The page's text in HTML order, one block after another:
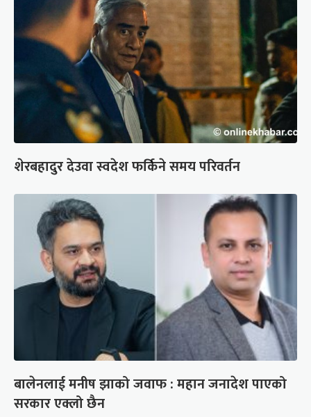
शेरबहादुर देउवा स्वदेश फर्किने समय परिवर्तन
बालेनलाई मनीष झाको जवाफ : महान जनादेश पाएको
सरकार एक्लो छैन